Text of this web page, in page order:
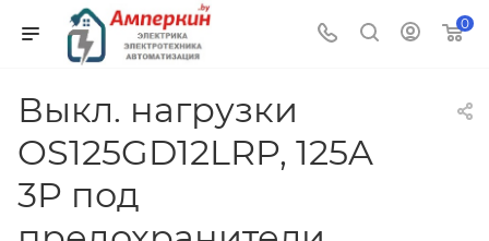
0
Выкл. нагрузки
OS125GD12LRP, 125A
3P под